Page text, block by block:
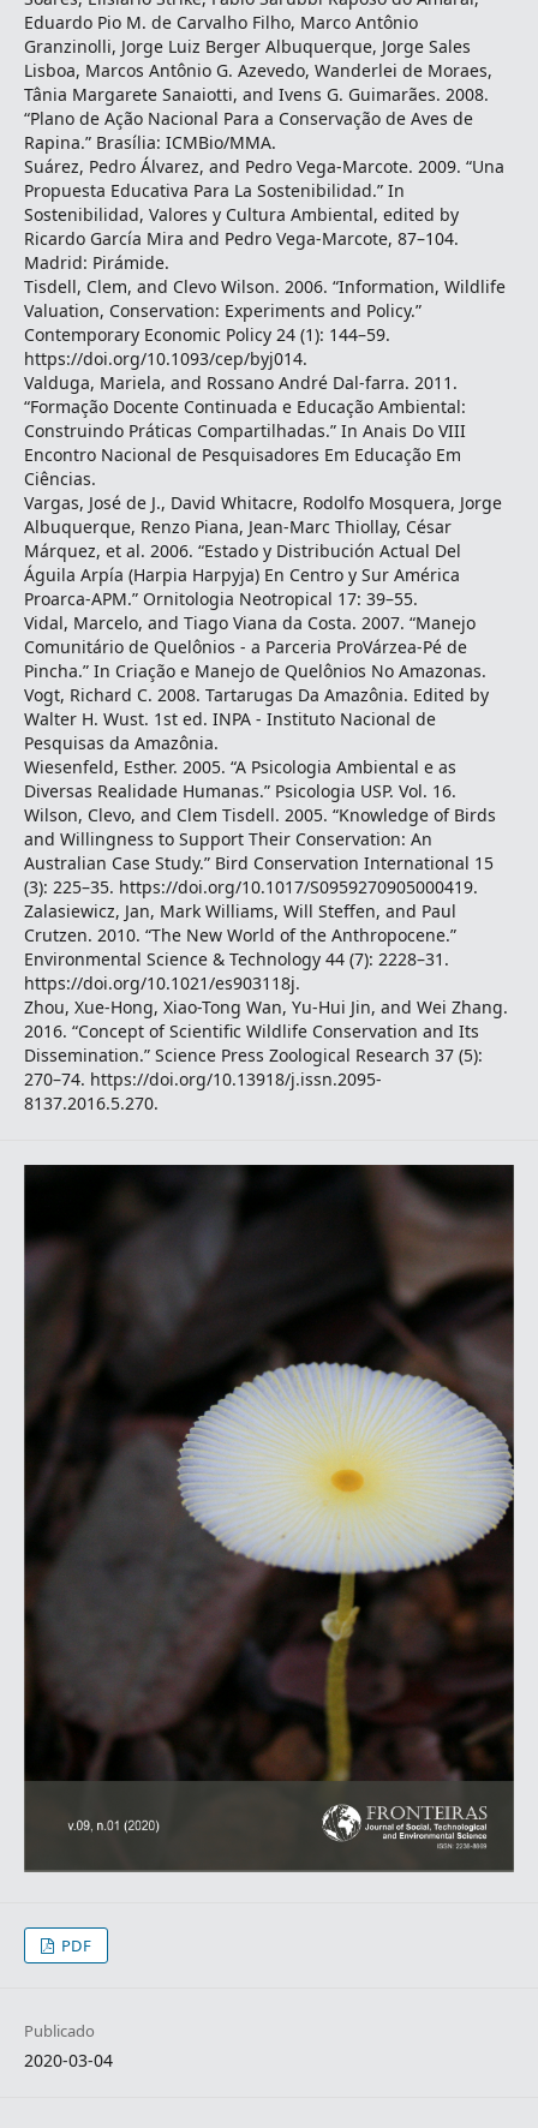
Eduardo Pio M. de Carvalho Filho, Marco Antônio
Granzinolli, Jorge Luiz Berger Albuquerque, Jorge Sales
Lisboa, Marcos Antônio G. Azevedo, Wanderlei de Moraes,
Tânia Margarete Sanaiotti, and Ivens G. Guimarães. 2008.
“Plano de Ação Nacional Para a Conservação de Aves de
Rapina.” Brasília: ICMBio/MMA.
Suárez, Pedro Álvarez, and Pedro Vega-Marcote. 2009. “Una
Propuesta Educativa Para La Sostenibilidad.” In
Sostenibilidad, Valores y Cultura Ambiental, edited by
Ricardo García Mira and Pedro Vega-Marcote, 87–104.
Madrid: Pirámide.
Tisdell, Clem, and Clevo Wilson. 2006. “Information, Wildlife
Valuation, Conservation: Experiments and Policy.”
Contemporary Economic Policy 24 (1): 144–59.
https://doi.org/10.1093/cep/byj014.
Valduga, Mariela, and Rossano André Dal-farra. 2011.
“Formação Docente Continuada e Educação Ambiental:
Construindo Práticas Compartilhadas.” In Anais Do VIII
Encontro Nacional de Pesquisadores Em Educação Em
Ciências.
Vargas, José de J., David Whitacre, Rodolfo Mosquera, Jorge
Albuquerque, Renzo Piana, Jean-Marc Thiollay, César
Márquez, et al. 2006. “Estado y Distribución Actual Del
Águila Arpía (Harpia Harpyja) En Centro y Sur América
Proarca-APM.” Ornitologia Neotropical 17: 39–55.
Vidal, Marcelo, and Tiago Viana da Costa. 2007. “Manejo
Comunitário de Quelônios - a Parceria ProVárzea-Pé de
Pincha.” In Criação e Manejo de Quelônios No Amazonas.
Vogt, Richard C. 2008. Tartarugas Da Amazônia. Edited by
Walter H. Wust. 1st ed. INPA - Instituto Nacional de
Pesquisas da Amazônia.
Wiesenfeld, Esther. 2005. “A Psicologia Ambiental e as
Diversas Realidade Humanas.” Psicologia USP. Vol. 16.
Wilson, Clevo, and Clem Tisdell. 2005. “Knowledge of Birds
and Willingness to Support Their Conservation: An
Australian Case Study.” Bird Conservation International 15
(3): 225–35. https://doi.org/10.1017/S0959270905000419.
Zalasiewicz, Jan, Mark Williams, Will Steffen, and Paul
Crutzen. 2010. “The New World of the Anthropocene.”
Environmental Science & Technology 44 (7): 2228–31.
https://doi.org/10.1021/es903118j.
Zhou, Xue-Hong, Xiao-Tong Wan, Yu-Hui Jin, and Wei Zhang.
2016. “Concept of Scientific Wildlife Conservation and Its
Dissemination.” Science Press Zoological Research 37 (5):
270–74. https://doi.org/10.13918/j.issn.2095-
8137.2016.5.270.
PDF
Publicado
2020-03-04